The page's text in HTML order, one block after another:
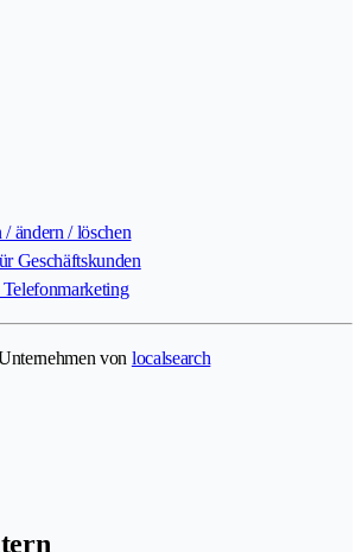
ändern / löschen
Geschäftskunden
von localsearch